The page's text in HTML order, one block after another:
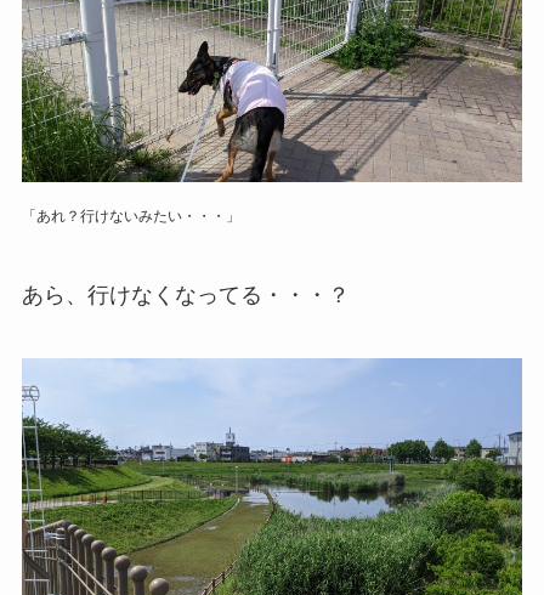
「あれ？行けないみたい・・・」
あら、行けなくなってる・・・？